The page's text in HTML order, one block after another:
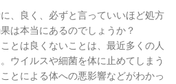
、良く、必ずと言っていいほど処方
は本当にあるのでしょうか？
とは良くないことは、最近多くの人
ウイルスや細菌を体に止めてしまう
とによる体への悪影響などがわかっ